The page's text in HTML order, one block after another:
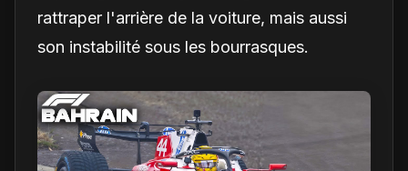
rattraper l'arrière de la voiture, mais aussi
son instabilité sous les bourrasques.